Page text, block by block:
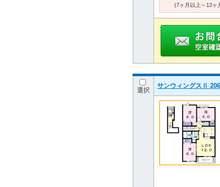
(7ヶ月以上～12ヶ
選択
サンウィングスⅡ